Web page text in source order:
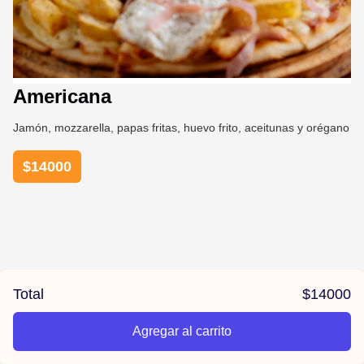
Americana
Jamón, mozzarella, papas fritas, huevo frito, aceitunas y orégano
$14000
Total $14000
Agregar al carrito
/piedra--viento/product/6737e84f68828a8d7429f6a4/Americana